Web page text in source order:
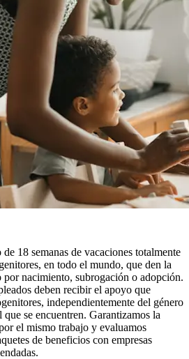
18 semanas de vacaciones totalmente
en todo el mundo, que den la
nacimiento, subrogación o adopción.
deben recibir el apoyo que
independientemente del género
se encuentren. Garantizamos la
el mismo trabajo y evaluamos
de beneficios con empresas